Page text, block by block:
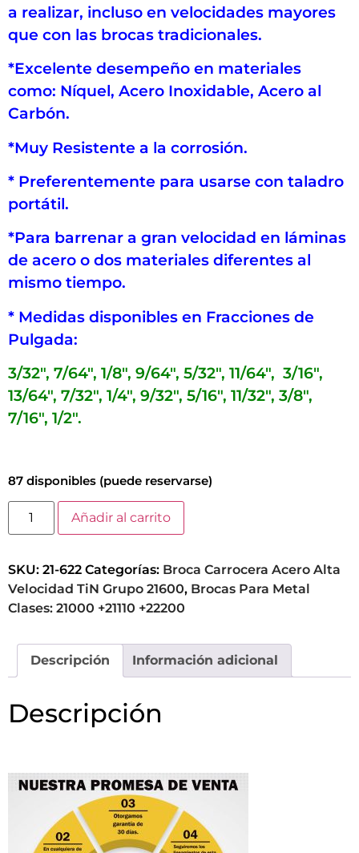
a realizar, incluso en velocidades mayores
que con las brocas tradicionales.
*Excelente desempeño en materiales
como: Níquel, Acero Inoxidable, Acero al
Carbón.
*Muy Resistente a la corrosión.
* Preferentemente para usarse con taladro
portátil.
*Para barrenar a gran velocidad en láminas
de acero o dos materiales diferentes al
mismo tiempo.
* Medidas disponibles en Fracciones de
Pulgada:
3/32″, 7/64″, 1/8″, 9/64″, 5/32″, 11/64″, 3/16″,
13/64″, 7/32″, 1/4″, 9/32″, 5/16″, 11/32″, 3/8″,
7/16″, 1/2″.
87 disponibles (puede reservarse)
Añadir al carrito
SKU: 21-622 Categorías: Broca Carrocera Acero Alta
Velocidad TiN Grupo 21600, Brocas Para Metal
Clases: 21000 +21110 +22200
Descripción Información adicional
Descripción